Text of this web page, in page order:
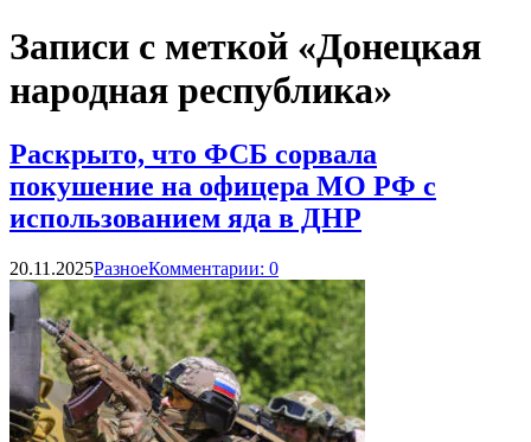
Записи с меткой «Донецкая
народная республика»
Раскрыто, что ФСБ сорвала
покушение на офицера МО РФ с
использованием яда в ДНР
20.11.2025РазноеКомментарии: 0